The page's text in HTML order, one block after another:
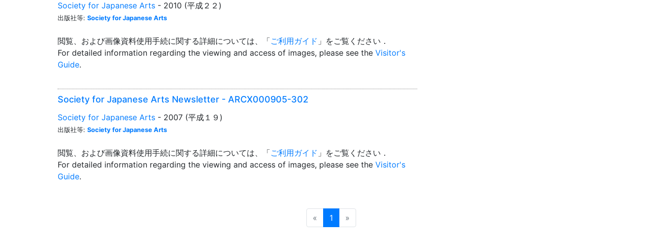
Society for Japanese Arts - 2010 (平成２２)
出版社等: Society for Japanese Arts
閲覧、および画像資料使用手続に関する詳細については、「ご利用ガイド 」をご覧ください．
For detailed information regarding the viewing and access of images, please see the Visitor's
Guide.
Society for Japanese Arts Newsletter - ARCX000905-302
Society for Japanese Arts - 2007 (平成１９)
出版社等: Society for Japanese Arts
閲覧、および画像資料使用手続に関する詳細については、「ご利用ガイド 」をご覧ください．
For detailed information regarding the viewing and access of images, please see the Visitor's
Guide.
« Prev
1 Next
»